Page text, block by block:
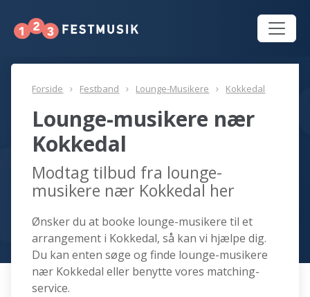
Forside Festband Lounge-Musikere Kokkedal
Lounge-musikere nær
Kokkedal
Modtag tilbud fra lounge-
musikere nær Kokkedal her
Ønsker du at booke lounge-musikere til et
arrangement i Kokkedal, så kan vi hjælpe dig.
Du kan enten søge og finde lounge-musikere
nær Kokkedal eller benytte vores matching-
service.